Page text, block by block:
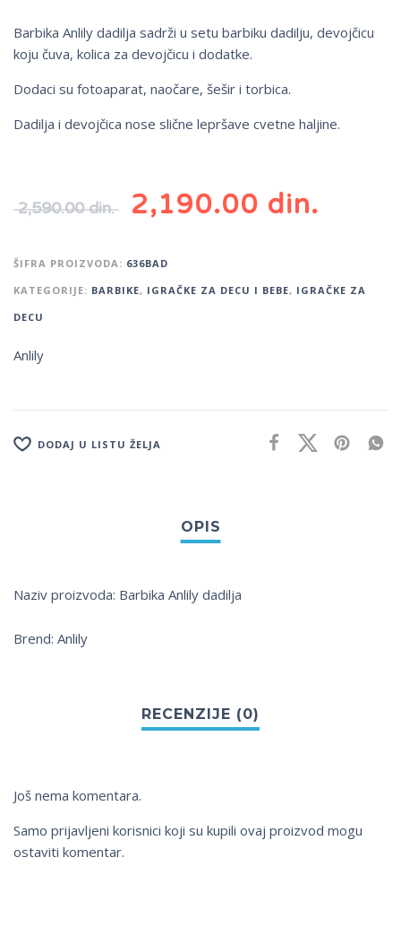
Barbika Anlily dadilja sadrži u setu barbiku dadilju, devojčicu
koju čuva, kolica za devojčicu i dodatke.
Dodaci su fotoaparat, naočare, šešir i torbica.
Dadilja i devojčica nose slične lepršave cvetne haljine.
2,590.00din. 2,190.00 din.
ŠIFRA PROIZVODA: 636BAD
KATEGORIJE: BARBIKE, IGRAČKE ZA DECU I BEBE, IGRAČKE ZA
DECU
Anlily
DODAJ U LISTU ŽELJA
Naziv proizvoda: Barbika Anlily dadilja
Brend: Anlily
Još nema komentara.
Samo prijavljeni korisnici koji su kupili ovaj proizvod mogu
ostaviti komentar.